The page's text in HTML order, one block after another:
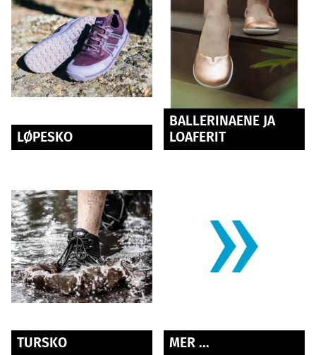
LØPESKO
BALLERINAENE JA
LOAFERIT
TURSKO MER ...